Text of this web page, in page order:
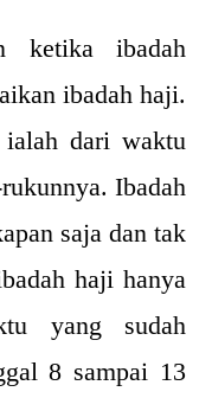
ketika ibadah
ibadah haji.
ialah dari waktu
Ibadah
saja dan tak
haji hanya
yang sudah
8 sampai 13